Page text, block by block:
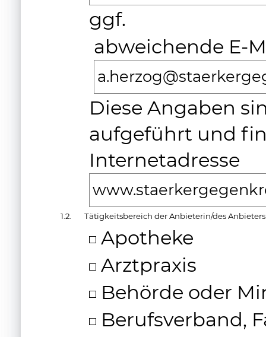
ggf.
abweichende E-
Diese Angaben
aufgeführt und
Internetadresse
1.2. Tätigkeitsbereich der Anbieterin/des Anbieters
Apotheke
Arztpraxis
Behörde oder
Berufsverband,